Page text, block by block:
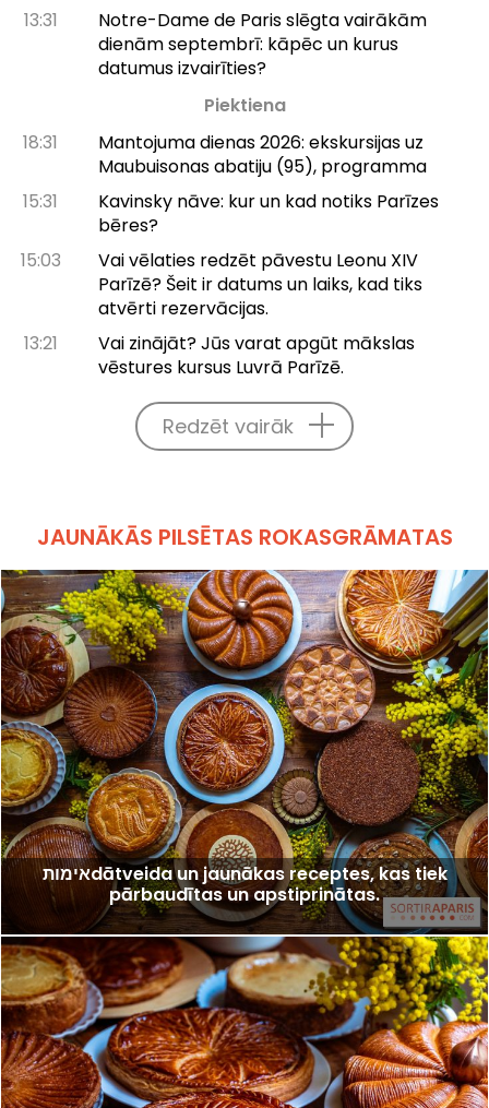
13:31
Notre-Dame de Paris slēgta vairākām
dienām septembrī: kāpēc un kurus
datumus izvairīties?
Piektiena
18:31
Mantojuma dienas 2026: ekskursijas uz
Maubuisonas abatiju (95), programma
15:31
Kavinsky nāve: kur un kad notiks Parīzes
bēres?
15:03
Vai vēlaties redzēt pāvestu Leonu XIV
Parīzē? Šeit ir datums un laiks, kad tiks
atvērti rezervācijas.
13:21
Vai zinājāt? Jūs varat apgūt mākslas
vēstures kursus Luvrā Parīzē.
Redzēt vairāk
JAUNĀKĀS PILSĒTAS ROKASGRĀMATAS
אימותdātveida un jaunākas receptes, kas tiek
pārbaudītas un apstiprinātas.